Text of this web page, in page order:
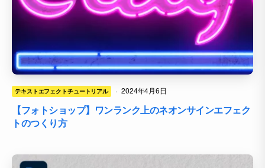
テキストエフェクトチュートリアル · 2024年4月6日
【フォトショップ】ワンランク上のネオンサインエフェク
トのつくり方